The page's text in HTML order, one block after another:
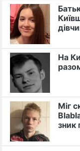
На
Міг
зник